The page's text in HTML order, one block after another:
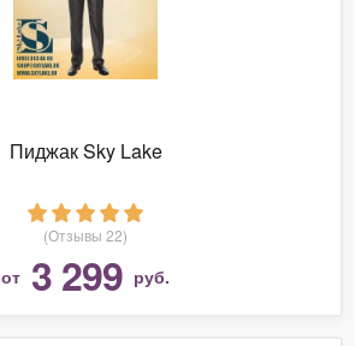
Пиджак Sky Lake
(Отзывы 22)
от 3 299 руб.